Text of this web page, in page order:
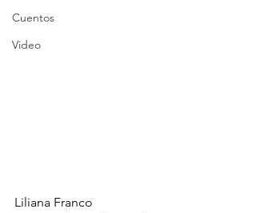
Cuentos
Video
Liliana Franco